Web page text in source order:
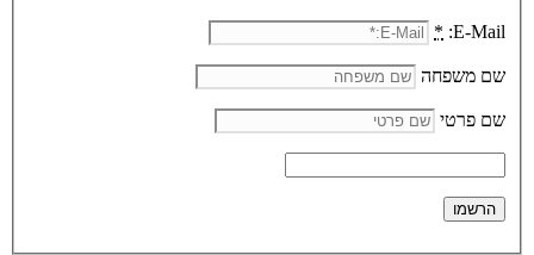
E-Mail:
*
שם משפחה
שם פרטי